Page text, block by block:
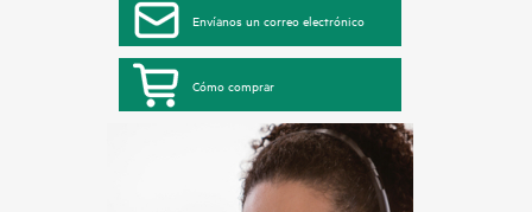
Envíanos un correo electrónico
Cómo comprar